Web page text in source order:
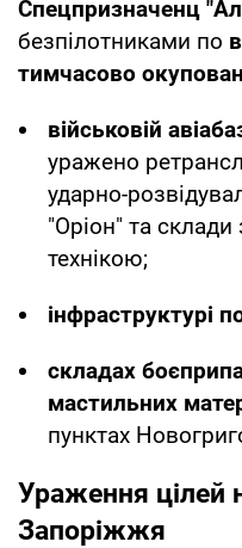
Спецпризначенц
безпілотниками по
тимчасово
військовій
уражено
ударно-
"Оріон" та
технікою;
інфраструктурі
складах
мастильних
пунктах
Ураження цілей
Запоріжжя